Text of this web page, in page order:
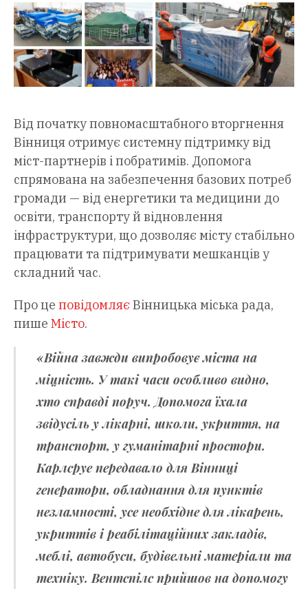
Від початку повномасштабного вторгнення
Вінниця отримує системну підтримку від
міст-партнерів і побратимів. Допомога
спрямована на забезпечення базових потреб
громади — від енергетики та медицини до
освіти, транспорту й відновлення
інфраструктури, що дозволяє місту стабільно
працювати та підтримувати мешканців у
складний час.
Про це повідомляє Вінницька міська рада,
пише Місто.
«Війна завжди випробовує міста на
міцність. У такі часи особливо видно,
хто справді поруч. Допомога їхала
звідусіль у лікарні, школи, укриття, на
транспорт, у гуманітарні простори.
Карлсруе передавало для Вінниці
генератори, обладнання для пунктів
незламності, усе необхідне для лікарень,
укриттів і реабілітаційних закладів,
меблі, автобуси, будівельні матеріали та
техніку. Вентспілс прийшов на допомогу